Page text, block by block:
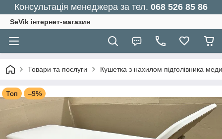
Консультація менеджера за тел. 068 526 85 86
SeVik інтернет-магазин
Товари та послуги Кушетка з нахилом підголівника
Топ –9%